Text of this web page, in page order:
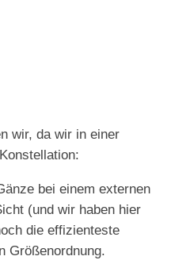
wir, da wir in einer
bei einem externen
(und wir haben hier
die effizienteste
Größenordnung.